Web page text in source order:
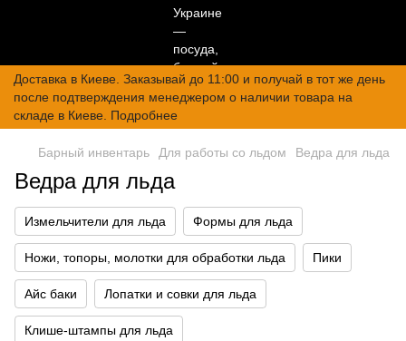
Доставка в Киеве. Заказывай до 11:00 и получай в тот же день
после подтверждения менеджером о наличии товара на
складе в Киеве. Подробнее
Барный инвентарь Для работы со льдом Ведра для льда
Ведра для льда
Измельчители для льда Формы для льда
Ножи, топоры, молотки для обработки льда Пики
Айс баки Лопатки и совки для льда
Клише-штампы для льда